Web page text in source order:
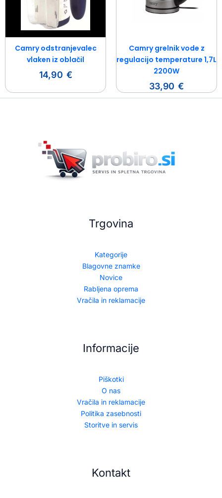
Camry odstranjevalec
vlaken iz oblačil
14,90 €
Camry grelnik vode z
regulacijo temperature 1,7L
2200W
33,90 €
Trgovina
Kategorije
Blagovne znamke
Novice
Rabljena oprema
Vračila in reklamacije
Informacije
Piškotki
O nas
Vračila in reklamacije
Politika zasebnosti
Storitve in servis
Kontakt